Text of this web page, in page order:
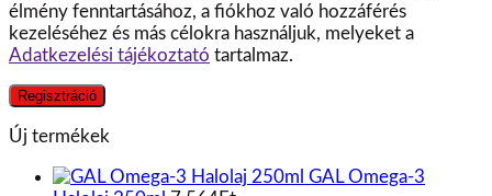
élmény fenntartásához, a fiókhoz való hozzáférés
kezeléséhez és más célokra használjuk, melyeket a
Adatkezelési tájékoztató tartalmaz.
Regisztráció
Új termékek
GAL Omega-3